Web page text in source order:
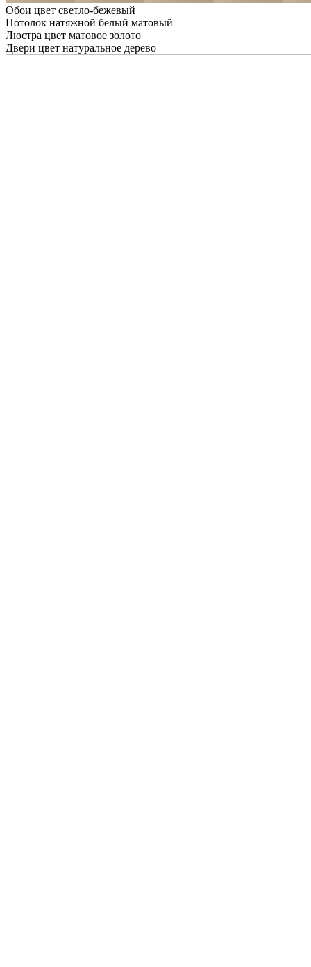
Обои цвет светло-бежевый
Потолок натяжной белый матовый
Люстра цвет матовое золото
Двери цвет натуральное дерево